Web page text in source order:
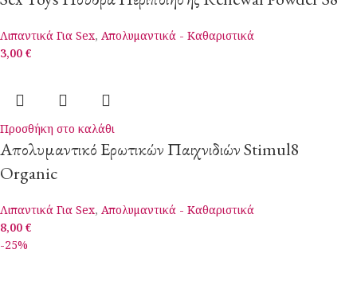
Λιπαντικά Για Sex, Απολυμαντικά - Καθαριστικά
3,00 €
Προσθήκη στο καλάθι
Απολυμαντικό Ερωτικών Παιχνιδιών Stimul8
Organic
Λιπαντικά Για Sex, Απολυμαντικά - Καθαριστικά
8,00 €
-25%